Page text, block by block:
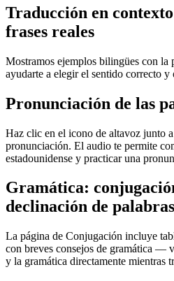
Traducción en
frases reales
Mostramos ejemplos bilingües con la
ayudarte a elegir el sentido correcto y
Pronunciación de las
Haz clic en el icono de altavoz junto
pronunciación. El audio te permite
estadounidense y practicar una
Gramática:
declinación de palabras
La página de Conjugación incluye
con breves consejos de gramática —
y la gramática directamente mientras